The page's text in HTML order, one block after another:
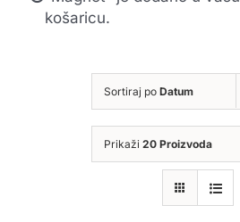
košaricu.
Sortiraj po Datum
Prikaži 20 Proizvoda